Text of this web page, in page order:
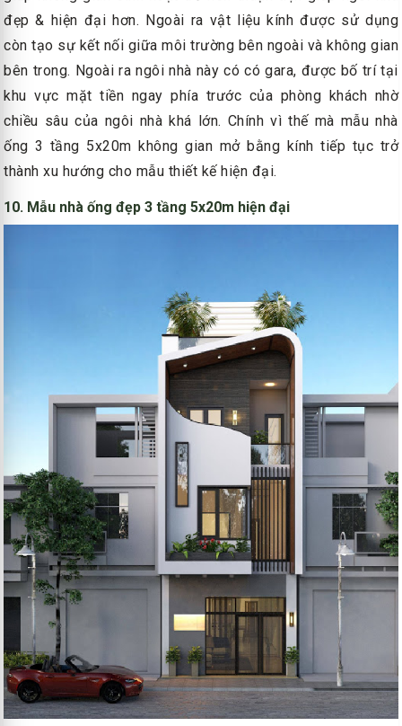
đẹp & hiện đại hơn. Ngoài ra vật liệu kính được sử dụng
còn tạo sự kết nối giữa môi trường bên ngoài và không gian
bên trong. Ngoài ra ngôi nhà này có có gara, được bố trí tại
khu vực mặt tiền ngay phía trước của phòng khách nhờ
chiều sâu của ngôi nhà khá lớn. Chính vì thế mà mẫu nhà
ống 3 tầng 5x20m không gian mở bằng kính tiếp tục trở
thành xu hướng cho mẫu thiết kế hiện đại.
10. Mẫu nhà ống đẹp 3 tầng 5x20m hiện đại